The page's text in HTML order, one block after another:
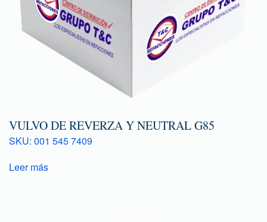
VULVO DE REVERZA Y NEUTRAL G85
SKU: 001 545 7409
Leer más